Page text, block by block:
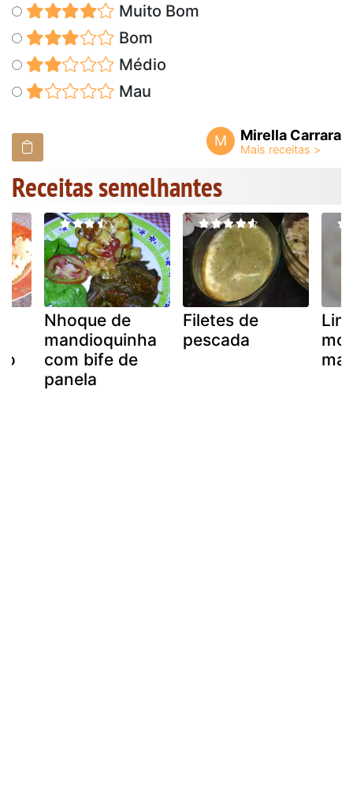
Muito Bom
Bom
Médio
Mau
M Mirella Carrara
Receitas semelhantes
Nhoque de
mandioquinha
com bife de
panela
Filetes de
pescada